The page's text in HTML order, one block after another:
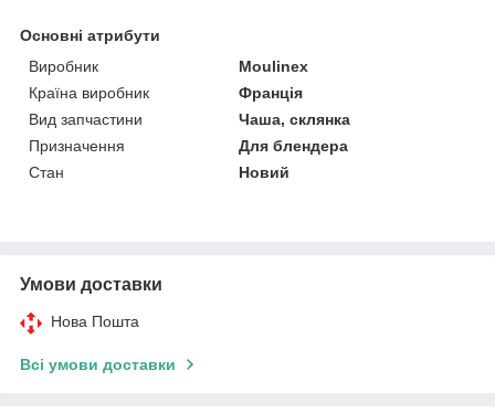
Основні атрибути
Виробник
Moulinex
Країна виробник
Франція
Вид запчастини
Чаша, склянка
Призначення
Для блендера
Стан
Новий
Умови доставки
Нова Пошта
Всі умови доставки